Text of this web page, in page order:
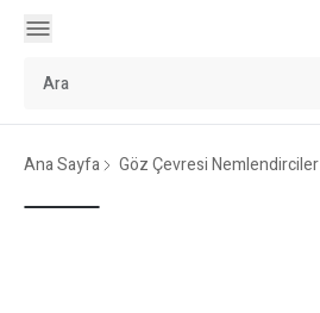
Ana Sayfa Göz Çevresi Nemlendirciler